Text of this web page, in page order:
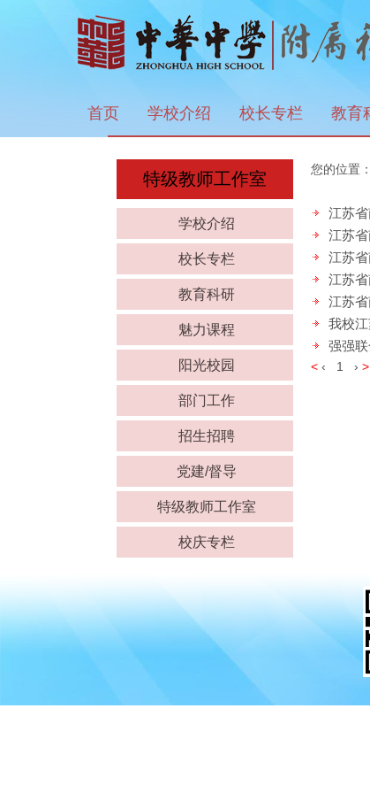
首页 学校介绍 校长专栏 教育
特级教师工作室
学校介绍
校长专栏
教育科研
魅力课程
阳光校园
部门工作
招生招聘
党建/督导
特级教师工作室
校庆专栏
您的位置：
江苏
江苏
江苏
江苏
江苏
我校
强强
< ‹ 1 › >